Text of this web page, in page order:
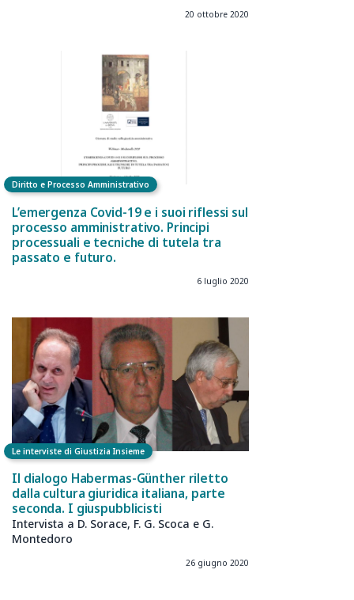
20 ottobre 2020
Diritto e Processo Amministrativo
L’emergenza Covid-19 e i suoi riflessi sul
processo amministrativo. Principi
processuali e tecniche di tutela tra
passato e futuro.
6 luglio 2020
Le interviste di Giustizia Insieme
Il dialogo Habermas-Günther riletto
dalla cultura giuridica italiana, parte
seconda. I giuspubblicisti
Intervista a D. Sorace, F. G. Scoca e G.
Montedoro
26 giugno 2020